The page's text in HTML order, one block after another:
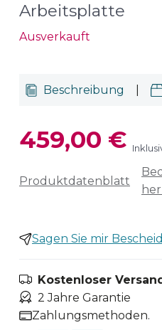
Arbeitsplatte
Ausverkauft
Beschreibung
459,00 €
Produktdatenblatt
Sagen Sie mir
Kostenloser
2 Jahre Garantie
Zahlungsmethoden.